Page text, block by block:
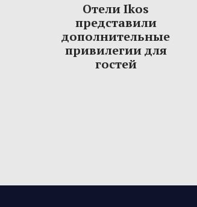
Отели Ikos
представили
дополнительные
привилегии для
гостей